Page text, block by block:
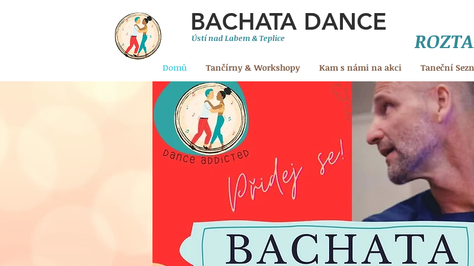
BACHATA DANCE
Ústí nad Labem & Teplice
Domů Tančírny & Workshopy Kam s námi na akci Taneční